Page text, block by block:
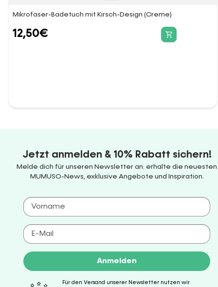
Mikrofaser-Badetuch mit Kirsch-Design (Creme)
12,50€
Jetzt anmelden & 10% Rabatt sichern!
Melde dich für unseren Newsletter an: erhalte die neuesten
MUMUSO-News, exklusive Angebote und Inspiration.
Anmelden
Für den Versand unserer Newsletter nutzen wir